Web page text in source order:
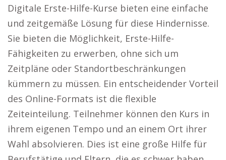
Digitale Erste-Hilfe-Kurse bieten eine einfache
und zeitgemäße Lösung für diese Hindernisse.
Sie bieten die Möglichkeit, Erste-Hilfe-
Fähigkeiten zu erwerben, ohne sich um
Zeitpläne oder Standortbeschränkungen
kümmern zu müssen. Ein entscheidender Vorteil
des Online-Formats ist die flexible
Zeiteinteilung. Teilnehmer können den Kurs in
ihrem eigenen Tempo und an einem Ort ihrer
Wahl absolvieren. Dies ist eine große Hilfe für